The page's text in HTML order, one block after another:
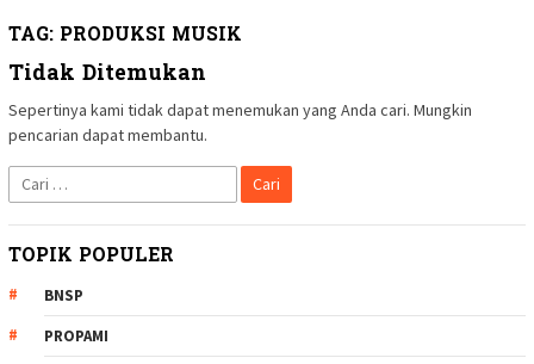
TAG: PRODUKSI MUSIK
Tidak Ditemukan
Sepertinya kami tidak dapat menemukan yang Anda cari. Mungkin
pencarian dapat membantu.
Cari
untuk:
TOPIK POPULER
BNSP
PROPAMI